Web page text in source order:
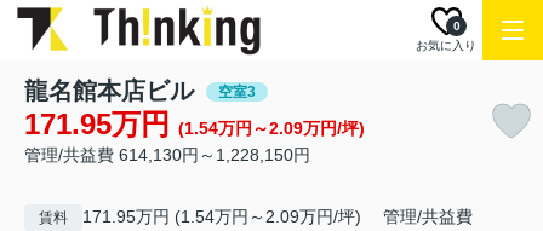
お気に入り
0
龍名館本店ビル 空室3
171.95万円
(1.54万円～2.09万円/坪)
管理/共益費 614,130円～1,228,150円
賃料
171.95万円 (1.54万円～2.09万円/坪) 管理/共益費